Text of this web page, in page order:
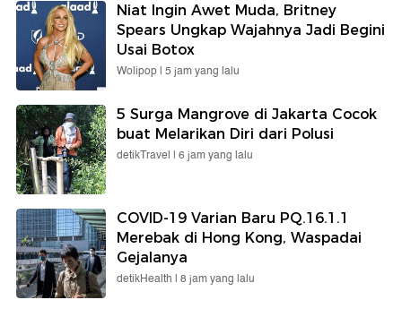
Niat Ingin Awet Muda, Britney
Spears Ungkap Wajahnya Jadi Begini
Usai Botox
Wolipop | 5 jam yang lalu
5 Surga Mangrove di Jakarta Cocok
buat Melarikan Diri dari Polusi
detikTravel | 6 jam yang lalu
COVID-19 Varian Baru PQ.16.1.1
Merebak di Hong Kong, Waspadai
Gejalanya
detikHealth | 8 jam yang lalu